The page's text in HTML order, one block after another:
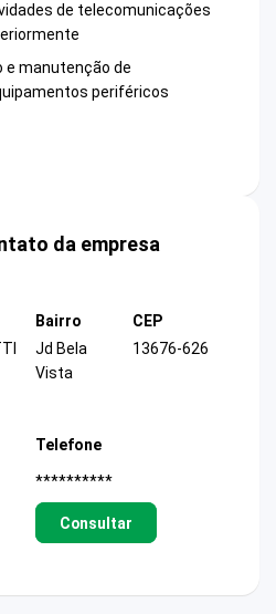
de telecomunicações
e manutenção de
periféricos
da empresa
Bairro
Jd Bela
Vista
CEP
13676-626
Telefone
**********
Consultar